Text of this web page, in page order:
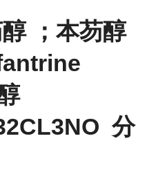
；本芴醇
分